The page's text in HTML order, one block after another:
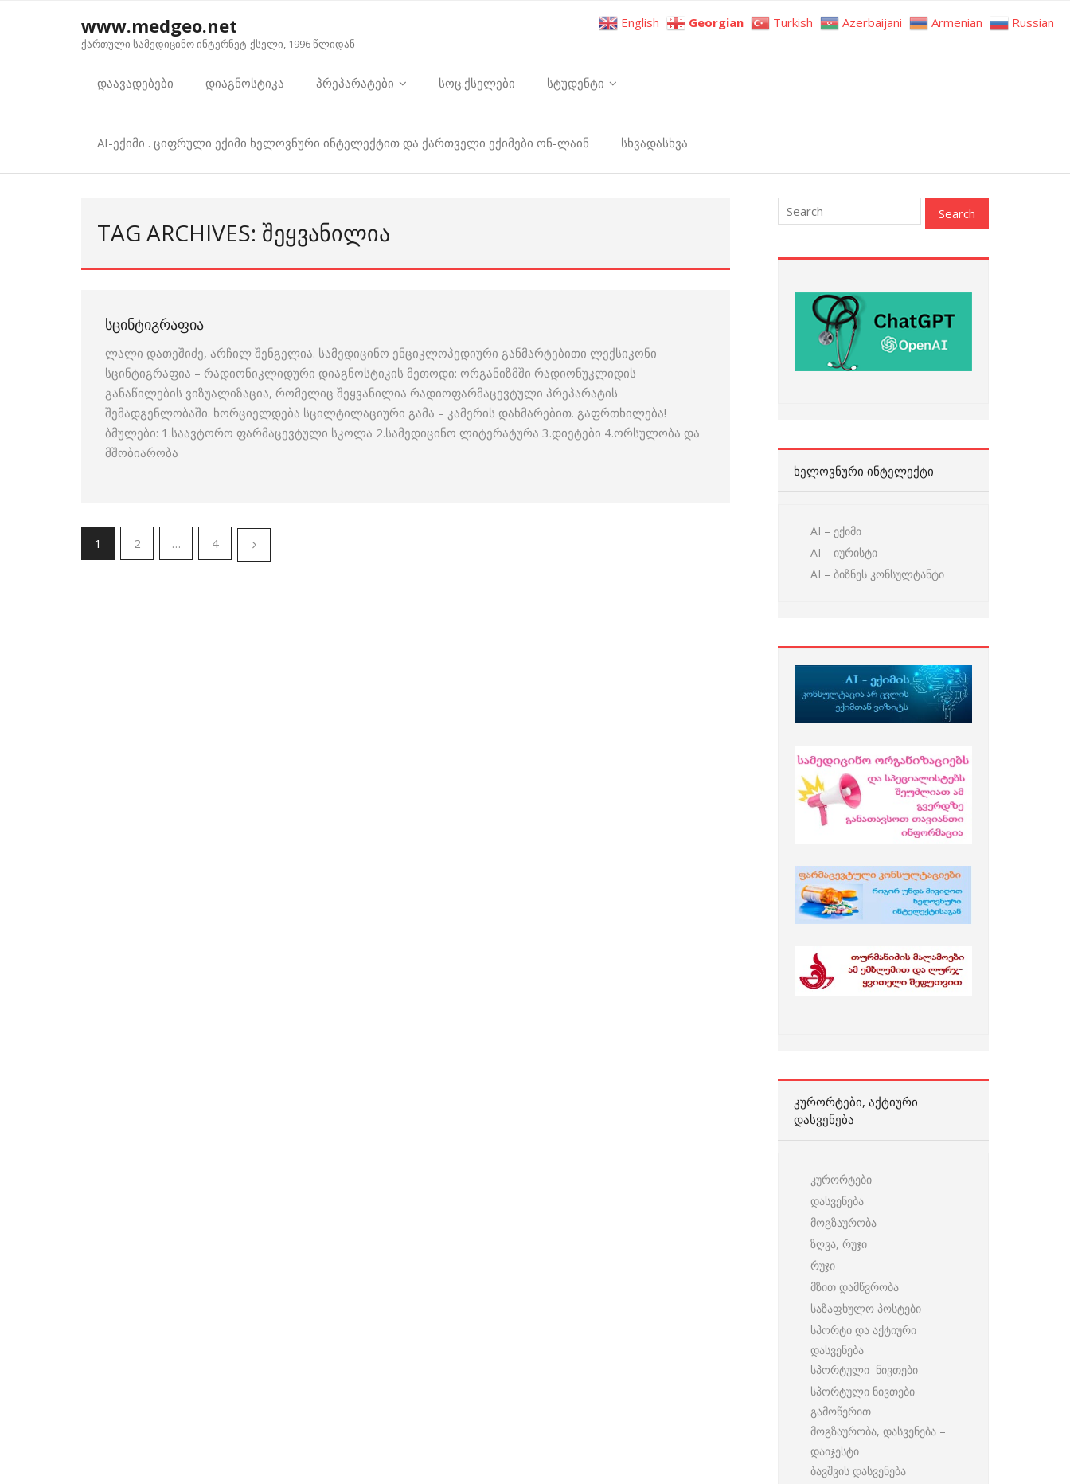
www.medgeo.net
ქართული სამედიცინო ინტერნეტ-ქსელი, 1996 წლიდან
დაავადებები დიაგნოსტიკა პრეპარატები სოც.ქსელები სტუდენტი
AI-ექიმი . ციფრული ექიმი ხელოვნური ინტელექტით და ქართველი ექიმები ონ-ლაინ სხვადასხვა
TAG ARCHIVES: ᲨᲔᲧᲕᲐᲜᲘᲚᲘᲐ
ᲡᲪᲘᲜᲢᲘᲒᲠᲐᲤᲘᲐ
ლალი დათეშიძე, არჩილ შენგელია. სამედიცინო ენციკლოპედიური განმარტებითი ლექსიკონი
სცინტიგრაფია – რადიონიკლიდური დიაგნოსტიკის მეთოდი: ორგანიზმში რადიონუკლიდის
განაწილების ვიზუალიზაცია, რომელიც შეყვანილია რადიოფარმაცევტული პრეპარატის
შემადგენლობაში. ხორციელდება სცილტილაციური გამა – კამერის დახმარებით. გაფრთხილება!
ბმულები: 1.საავტორო ფარმაცევტული სკოლა 2.სამედიცინო ლიტერატურა 3.დიეტები 4.ორსულობა და
მშობიარობა
1 2 … 4
ᲮᲔᲚᲝᲕᲜᲣᲠᲘ ᲘᲜᲢᲔᲚᲔᲥᲢᲘ
AI – ექიმი
AI – იურისტი
AI – ბიზნეს კონსულტანტი
ᲙᲣᲠᲝᲠᲢᲔᲑᲘ, ᲐᲥᲢᲘᲣᲠᲘ
ᲓᲐᲡᲕᲔᲜᲔᲑᲐ
კურორტები
დასვენება
მოგზაურობა
ზღვა, რუჯი
რუჯი
მზით დამწვრობა
საზაფხულო პოსტები
სპორტი და აქტიური
დასვენება
სპორტული ნივთები
სპორტული ნივთები
გამოწერით
მოგზაურობა, დასვენება –
დაიჯესტი
ბავშვის დასვენება
English Georgian Turkish Azerbaijani Armenian Russian